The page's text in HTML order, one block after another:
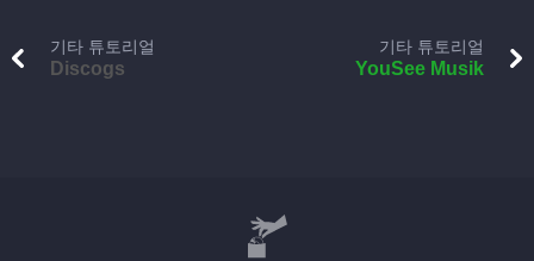
기타 튜토리얼
Discogs
기타 튜토리얼
YouSee Musik